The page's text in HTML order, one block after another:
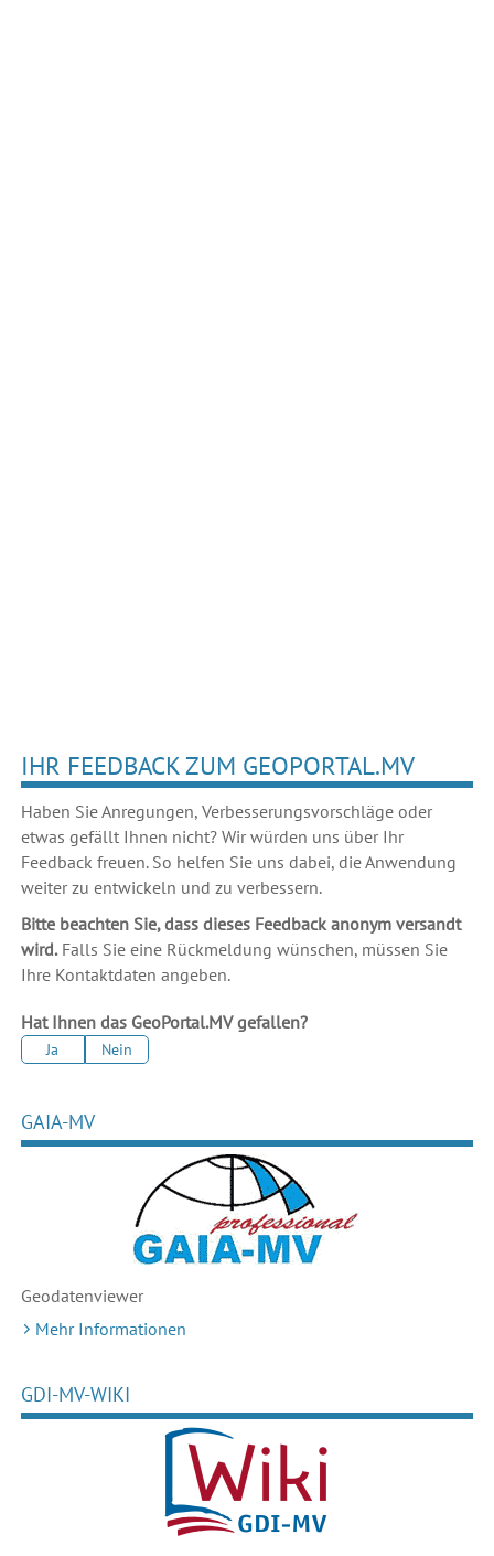
IHR FEEDBACK ZUM GEOPORTAL.MV
Haben Sie Anregungen, Verbesserungsvorschläge oder
etwas gefällt Ihnen nicht? Wir würden uns über Ihr
Feedback freuen. So helfen Sie uns dabei, die Anwendung
weiter zu entwickeln und zu verbessern.
Bitte beachten Sie, dass dieses Feedback anonym versandt
wird.Falls Sie eine Rückmeldung wünschen, müssen Sie
Ihre Kontaktdaten angeben.
Hat Ihnen das GeoPortal.MV gefallen?
Ja Nein
GAIA-MV
Geodatenviewer
Mehr Informationen
GDI-MV-WIKI